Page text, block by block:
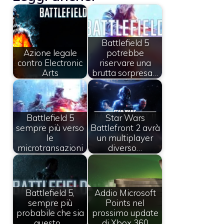
Azione legale
contro Electronic
Arts
Battlefield 5
potrebbe
riservare una
brutta sorpresa…
Battlefield 5
sempre più verso
le
microtransazioni
Star Wars
Battlefront 2 avrà
un multiplayer
diverso…
Battlefield 5,
sempre più
probabile che sia
Addio Microsoft
Points nel
prossimo update